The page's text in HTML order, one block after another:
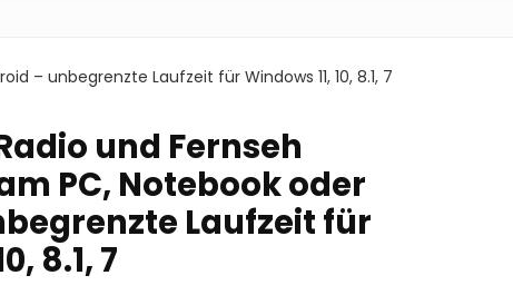
– unbegrenzte Laufzeit für Windows 11, 10, 8.1, 7
und Fernseh
PC, Notebook oder
Laufzeit für
8.1, 7